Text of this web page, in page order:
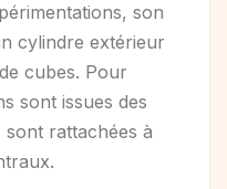
son
cylindre extérieur
cubes. Pour
sont issues des
sont rattachées à